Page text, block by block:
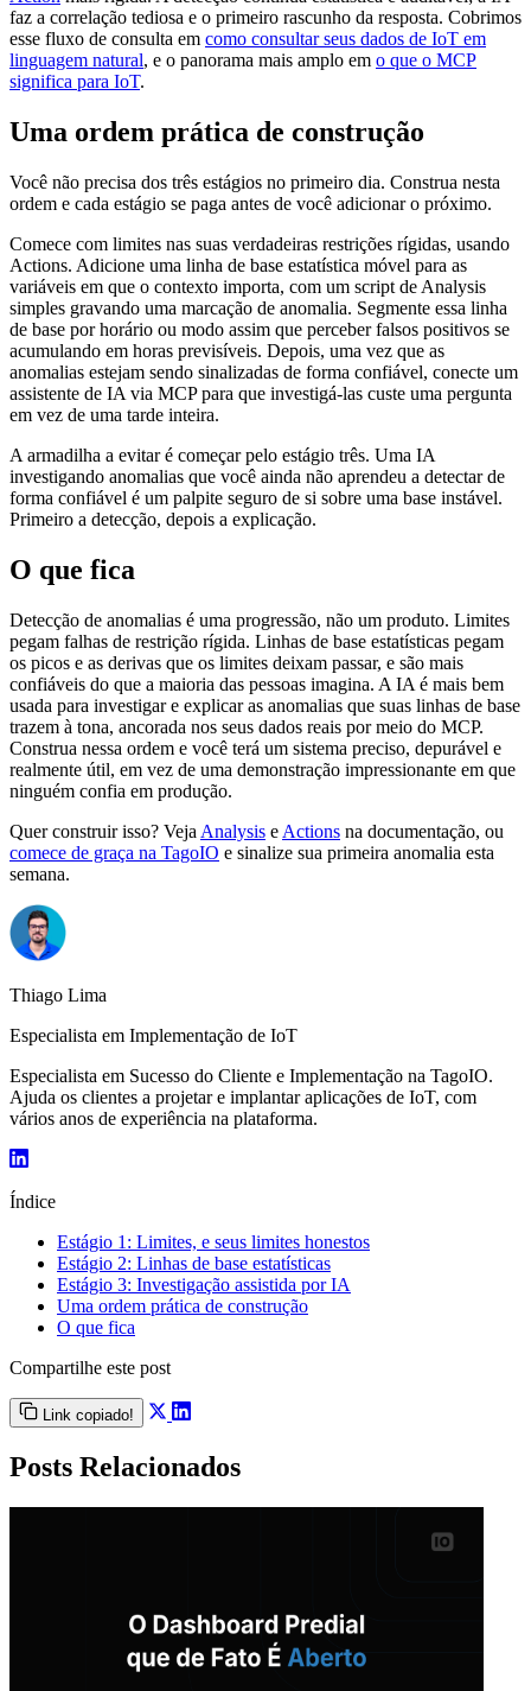
faz a correlação tediosa e o primeiro rascunho da resposta. Cobrimos
esse fluxo de consulta em como consultar seus dados de IoT em
linguagem natural, e o panorama mais amplo em o que o MCP
significa para IoT.
Uma ordem prática de construção
Você não precisa dos três estágios no primeiro dia. Construa nesta
ordem e cada estágio se paga antes de você adicionar o próximo.
Comece com limites nas suas verdadeiras restrições rígidas, usando
Actions. Adicione uma linha de base estatística móvel para as
variáveis em que o contexto importa, com um script de Analysis
simples gravando uma marcação de anomalia. Segmente essa linha
de base por horário ou modo assim que perceber falsos positivos se
acumulando em horas previsíveis. Depois, uma vez que as
anomalias estejam sendo sinalizadas de forma confiável, conecte um
assistente de IA via MCP para que investigá-las custe uma pergunta
em vez de uma tarde inteira.
A armadilha a evitar é começar pelo estágio três. Uma IA
investigando anomalias que você ainda não aprendeu a detectar de
forma confiável é um palpite seguro de si sobre uma base instável.
Primeiro a detecção, depois a explicação.
O que fica
Detecção de anomalias é uma progressão, não um produto. Limites
pegam falhas de restrição rígida. Linhas de base estatísticas pegam
os picos e as derivas que os limites deixam passar, e são mais
confiáveis do que a maioria das pessoas imagina. A IA é mais bem
usada para investigar e explicar as anomalias que suas linhas de base
trazem à tona, ancorada nos seus dados reais por meio do MCP.
Construa nessa ordem e você terá um sistema preciso, depurável e
realmente útil, em vez de uma demonstração impressionante em que
ninguém confia em produção.
Quer construir isso? Veja Analysis e Actions na documentação, ou
comece de graça na TagoIO e sinalize sua primeira anomalia esta
semana.
Thiago Lima
Especialista em Implementação de IoT
Especialista em Sucesso do Cliente e Implementação na TagoIO.
Ajuda os clientes a projetar e implantar aplicações de IoT, com
vários anos de experiência na plataforma.
Índice
Estágio 1: Limites, e seus limites honestos
Estágio 2: Linhas de base estatísticas
Estágio 3: Investigação assistida por IA
Uma ordem prática de construção
O que fica
Compartilhe este post
Link copiado!
Posts Relacionados